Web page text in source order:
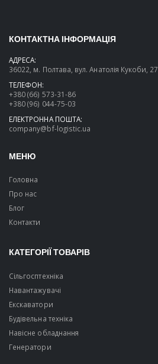
КОНТАКТНА ІНФОРМАЦІЯ
АДРЕСА:
36022, м. Полтава, вул. Анатолія Кукоби, 27
ТЕЛЕФОН:
+380 (66) 573-31-86
+380 (96) 044-75-03
ЕЛЕКТРОННА ПОШТА:
company@bf-logistic.ua
МЕНЮ
Головна
Про нас
Блог
Контакти
КАТЕГОРІЇ ТОВАРІВ
Сільгосптехніка
Навантажувачі
Екскаватори
Будівельна техніка
Навісне обладнання
Генератори